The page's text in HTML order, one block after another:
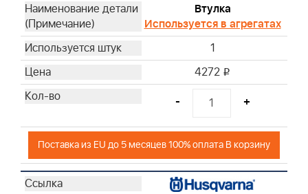
Втулка
Используется в агрегатах
1
4272 i
- +
Поставка из EU до 5 месяцев 100% оплата В корзину